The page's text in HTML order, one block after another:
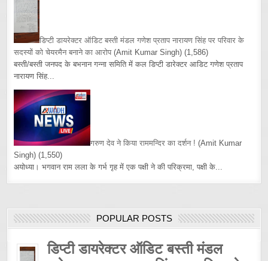
डिप्टी डायरेक्टर ऑडिट बस्ती मंडल गणेश प्रताप नारायण सिंह पर परिवार के
सदस्यों को चेयरमैन बनाने का आरोप (Amit Kumar Singh) (1,586)
बस्ती/बस्ती जनपद के बभनान गन्ना समिति में कल डिप्टी डारेक्टर आडिट गणेश प्रताप
नारायण सिंह...
गरुण देव ने किया राममन्दिर का दर्शन ! (Amit Kumar
Singh) (1,550)
अयोध्या। भगवान राम लला के गर्भ गृह में एक पक्षी ने की परिक्रमा, पक्षी के...
POPULAR POSTS
डिप्टी डायरेक्टर ऑडिट बस्ती मंडल